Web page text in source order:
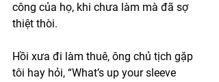
công của họ, khi chưa làm mà đã sợ
thiệt thòi.
Hồi xưa đi làm thuê, ông chủ tịch gặp
tôi hay hỏi, “What’s up your sleeve